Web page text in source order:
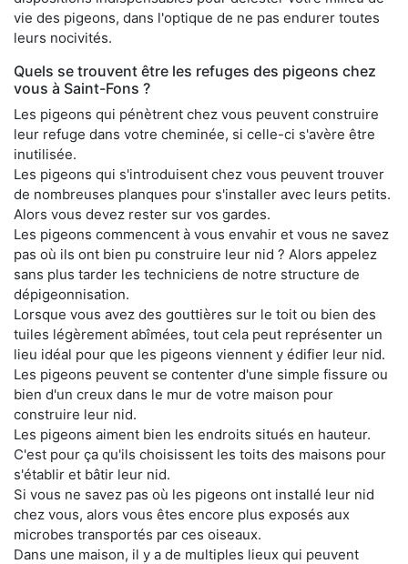
vie des pigeons, dans l'optique de ne pas endurer toutes
leurs nocivités.
Quels se trouvent être les refuges des pigeons chez
vous à Saint-Fons ?
Les pigeons qui pénètrent chez vous peuvent construire
leur refuge dans votre cheminée, si celle-ci s'avère être
inutilisée.
Les pigeons qui s'introduisent chez vous peuvent trouver
de nombreuses planques pour s'installer avec leurs petits.
Alors vous devez rester sur vos gardes.
Les pigeons commencent à vous envahir et vous ne savez
pas où ils ont bien pu construire leur nid ? Alors appelez
sans plus tarder les techniciens de notre structure de
dépigeonnisation.
Lorsque vous avez des gouttières sur le toit ou bien des
tuiles légèrement abîmées, tout cela peut représenter un
lieu idéal pour que les pigeons viennent y édifier leur nid.
Les pigeons peuvent se contenter d'une simple fissure ou
bien d'un creux dans le mur de votre maison pour
construire leur nid.
Les pigeons aiment bien les endroits situés en hauteur.
C'est pour ça qu'ils choisissent les toits des maisons pour
s'établir et bâtir leur nid.
Si vous ne savez pas où les pigeons ont installé leur nid
chez vous, alors vous êtes encore plus exposés aux
microbes transportés par ces oiseaux.
Dans une maison, il y a de multiples lieux qui peuvent